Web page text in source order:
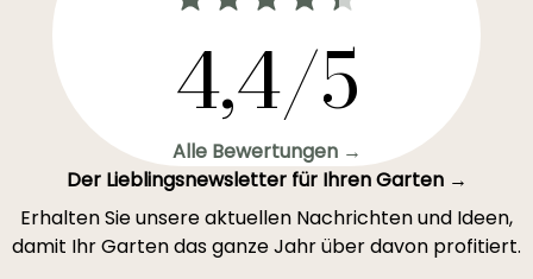
4,4/5
Alle Bewertungen →
Der Lieblingsnewsletter für Ihren Garten →
Erhalten Sie unsere aktuellen Nachrichten und Ideen,
damit Ihr Garten das ganze Jahr über davon profitiert.